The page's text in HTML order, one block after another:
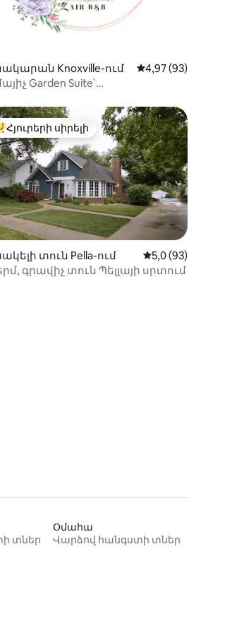
5-ից 5,0, 41 կարծիք
Knoxville-ում Միջին
4,97 (93)
Garden Suite՝
5-ից 4,93, 30 կարծիք
սիրելի լավագույն տները
Հյուրերի սիրելի
տուն Pella-ում Միջին
5,0 (93)
գրավիչ տուն Պելլայի սրտում
տներ
Օմահա
Վարձով հանգստի տներ